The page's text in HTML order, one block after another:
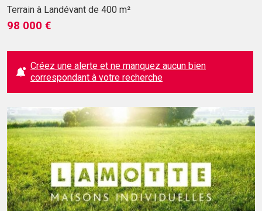
Terrain à Landévant de 400 m²
98 000 €
Créez une alerte et ne manquez aucun bien
correspondant à votre recherche